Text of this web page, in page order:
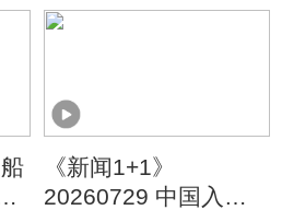
牌”的真面目
《新闻1+1》
20260729 中国入境